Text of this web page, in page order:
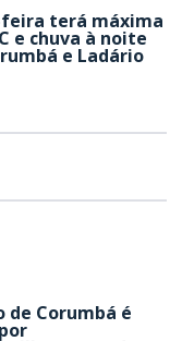
terá máxima
e chuva à noite
e Ladário
de Corumbá é